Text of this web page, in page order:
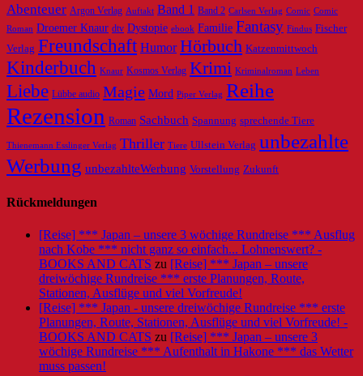
Abenteuer Argon Verlag Auftakt Band 1 Band 2 Carlsen Verlag Comic Comic
Roman Droemer Knaur dtv Dystopie ebook Familie Fantasy Findus Fischer
Verlag Freundschaft Humor Hörbuch Katzenmittwoch
Kinderbuch Knaur Kosmos Verlag Krimi Kriminalroman Leben
Liebe Lübbe audio Magie Mord Piper Verlag Reihe
Rezension Roman Sachbuch Spannung sprechende Tiere
Thienemann Esslinger Verlag Thriller Tiere Ullstein Verlag unbezahlte
Werbung unbezahlteWerbung Vorstellung Zukunft
Rückmeldungen
[Reise] *** Japan – unsere 3 wöchige Rundreise *** Ausflug
nach Kobe *** nicht ganz so einfach... Lohnenswert? -
BOOKS AND CATS zu [Reise] *** Japan – unsere
dreiwöchige Rundreise *** erste Planungen, Route,
Stationen, Ausflüge und viel Vorfreude!
[Reise] *** Japan - unsere dreiwöchige Rundreise *** erste
Planungen, Route, Stationen, Ausflüge und viel Vorfreude! -
BOOKS AND CATS zu [Reise] *** Japan – unsere 3
wöchige Rundreise *** Aufenthalt in Hakone *** das Wetter
muss passen!